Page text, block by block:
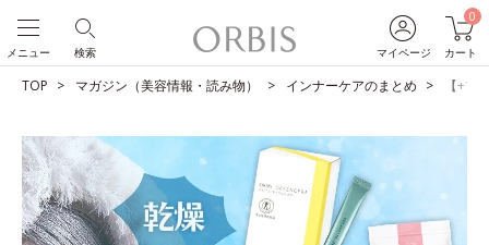
マイページ
0
カート
検索
メニュー
TOP マガジン（美容情報・読み物） インナーケアのまとめ 【+1